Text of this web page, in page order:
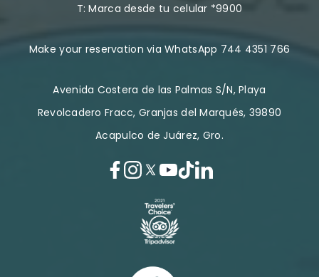
T:Marca desde tu celular *9900
Make your reservation via WhatsApp 744 4351 766
Avenida Costera de las Palmas S/N, Playa
Revolcadero Fracc, Granjas del Marqués, 39890
Acapulco de Juárez, Gro.